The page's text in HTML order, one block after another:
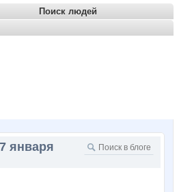
Поиск людей
января